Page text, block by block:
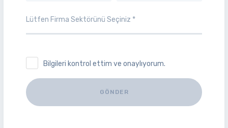
Bilgileri kontrol ettim ve onaylıyorum.